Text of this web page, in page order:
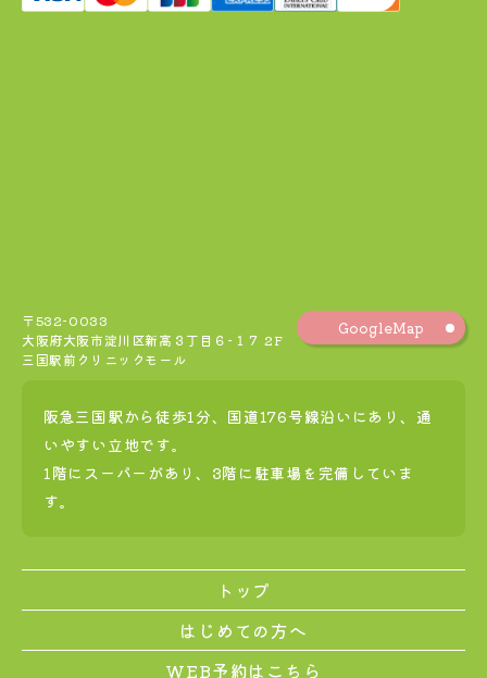
〒532-0033
大阪府大阪市淀川区新高３丁目６−１７ 2F
三国駅前クリニックモール
GoogleMap
阪急三国駅から徒歩1分、国道176号線沿いにあり、通
いやすい立地です。
1階にスーパーがあり、3階に駐車場を完備していま
す。
トップ
はじめての方へ
WEB予約はこちら